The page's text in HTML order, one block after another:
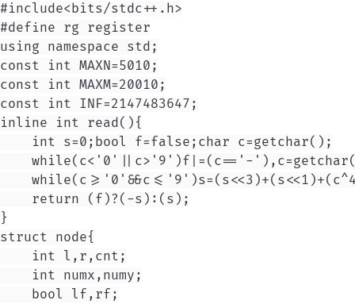
#include<bits/stdc++.h>
#define rg register
using namespace std;
const int MAXN=5010;
const int MAXM=20010;
const int INF=2147483647;
inline int read(){
    int s=0;bool f=false;char c=getchar();
while(c<'0'||c>'9')f|=(c=='-
    return (f)?(-s):(s);
}
struct node{
    int l,r,cnt;
    int numx,numy;
    bool lf,rf;